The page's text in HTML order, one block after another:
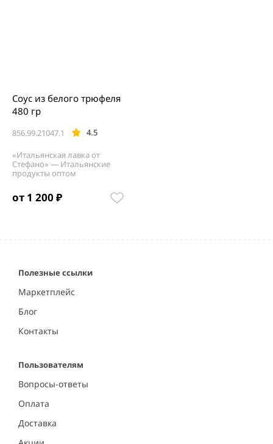
от 1 200 ₽
856.99.21047.1 4.5
Соус из белого трюфеля
480 гр
«Итальянская лавка от
Стефано» — Итальянские
продукты оптом
1
Полезные ссылки
Маркетплейс
Блог
Контакты
Пользователям
Вопросы-ответы
Оплата
Доставка